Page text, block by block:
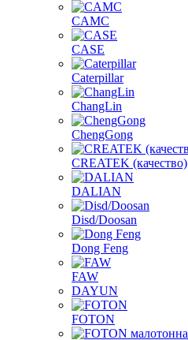
CAMC
CASE
Caterpillar
ChangLin
ChengGong
CREATEK (качество)
DALIAN
Disd/Doosan
Dong Feng
FAW
DAYUN
FOTON